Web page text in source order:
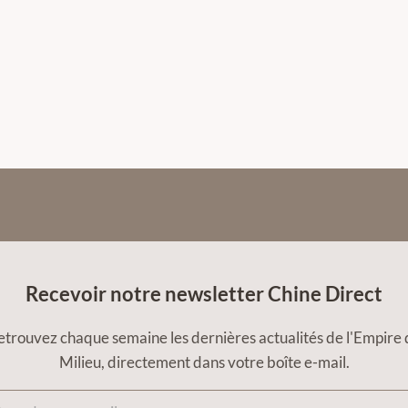
Recevoir notre newsletter Chine Direct
chaque semaine les dernières actualités de l'Empire
Milieu, directement dans votre boîte e-mail.